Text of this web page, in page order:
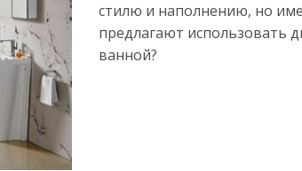
стилю и наполнению, но
предлагают использовать
ванной?